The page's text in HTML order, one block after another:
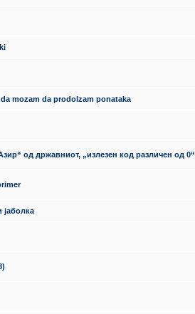
mozam da prodolzam ponataka
од државниот, „излезен код различен од 0“
јаболка